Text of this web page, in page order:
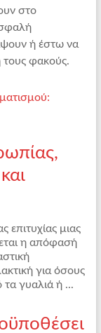
στο
ή έστω να
τους φακούς.
επιτυχίας μιας
η απόφασή
για όσους
τα γυαλιά ή ...